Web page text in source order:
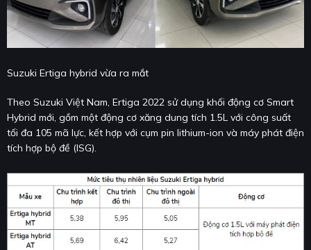
Suzuki Ertiga hybrid vừa ra mắt
Theo Suzuki Việt Nam, Ertiga 2022 sử dụng khối động cơ Smart
Hybrid mới, gồm một động cơ xăng dung tích 1.5L với công suất
tối đa 105 mã lực, kết hợp với cụm pin lithium-ion và máy phát điện
tích hợp bộ đề (ISG).